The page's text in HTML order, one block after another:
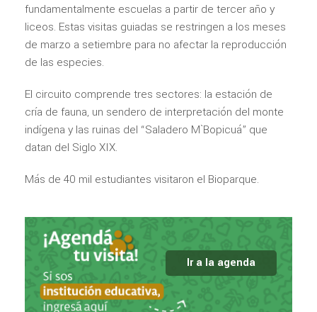
fundamentalmente escuelas a partir de tercer año y
liceos. Estas visitas guiadas se restringen a los meses
de marzo a setiembre para no afectar la reproducción
de las especies.
El circuito comprende tres sectores: la estación de
cría de fauna, un sendero de interpretación del monte
indígena y las ruinas del “Saladero M`Bopicuá” que
datan del Siglo XIX.
Más de 40 mil estudiantes visitaron el Bioparque.
Ir a la agenda